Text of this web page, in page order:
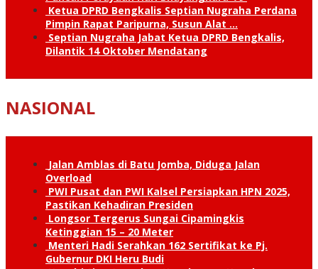
Ketua DPRD Bengkalis Septian Nugraha Perdana
Pimpin Rapat Paripurna, Susun Alat …
Septian Nugraha Jabat Ketua DPRD Bengkalis,
Dilantik 14 Oktober Mendatang
NASIONAL
Jalan Amblas di Batu Jomba, Diduga Jalan
Overload
PWI Pusat dan PWI Kalsel Persiapkan HPN 2025,
Pastikan Kehadiran Presiden
Longsor Tergerus Sungai Cipamingkis
Ketinggian 15 – 20 Meter
Menteri Hadi Serahkan 162 Sertifikat ke Pj.
Gubernur DKI Heru Budi